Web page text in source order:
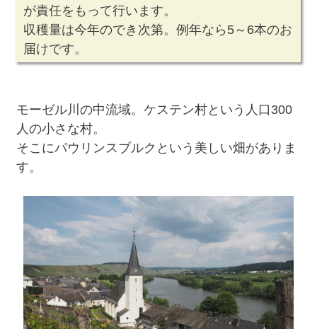
が責任をもって行います。
収穫量は今年のでき次第。例年なら5～6本のお
届けです。
モーゼル川の中流域。ケステン村という人口300
人の小さな村。
そこにパウリンスブルクという美しい畑がありま
す。